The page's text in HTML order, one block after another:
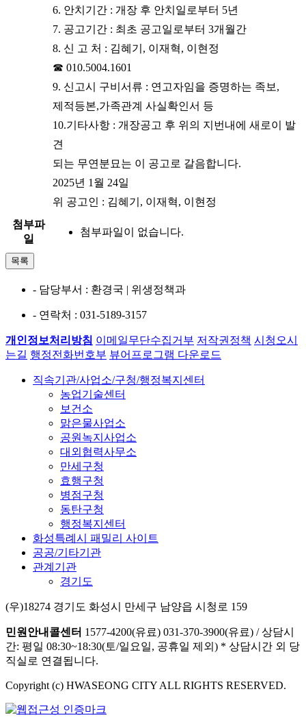
6. 안치기간 : 개장 후 안치일로부터 5년
7. 공고기간 : 최초 공고일로부터 3개월간
8. 신 고 처 : 김혜기, 이재혁, 이현정
☎ 010.5004.1601
9. 신고시 구비서류 : 연고자임을 증명하는 족보,
제적등본,가족관계 사실확인서 등
10.기타사항 : 개장공고 후 위의 지번내에 새로이 발
견
되는 무연분묘는 이 공고로 갈음합니다.
2025년 1월 24일
위 공고인 : 김혜기, 이재혁, 이현정
첨부파
일
첨부파일이 없습니다.
목록
- 담당부서 : 환경국 | 위생정책과
- 연락처 : 031-5189-3157
개인정보처리방침 이메일무단수집거부 저작권정책 시청오시
는길 행정전화번호부 뷰어프로그램 다운로드
직속기관/사업소/구청/행정복지센터
농업기술센터
보건소
맑은물사업소
공원녹지사업소
대외협력사무소
만세구청
효행구청
병점구청
동탄구청
행정복지센터
화성특례시 패밀리 사이트
공공/기타기관
관계기관
경기도
(우)18274 경기도 화성시 만세구 남양읍 시청로 159
민원안내콜센터 1577-4200(유료) 031-370-3900(유료) /상담시
간: 평일 08:30~18:30(토/일요일, 공휴일 제외) * 상담시간 외 당
직실로 연결됩니다.
Copyright (c) HWASEONG CITY ALL RIGHTS RESERVED.